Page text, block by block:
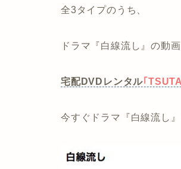
全3タイプのうち、
ドラマ『白線流し』の動
宅配DVDレンタル｢
今すぐドラマ『白線流し